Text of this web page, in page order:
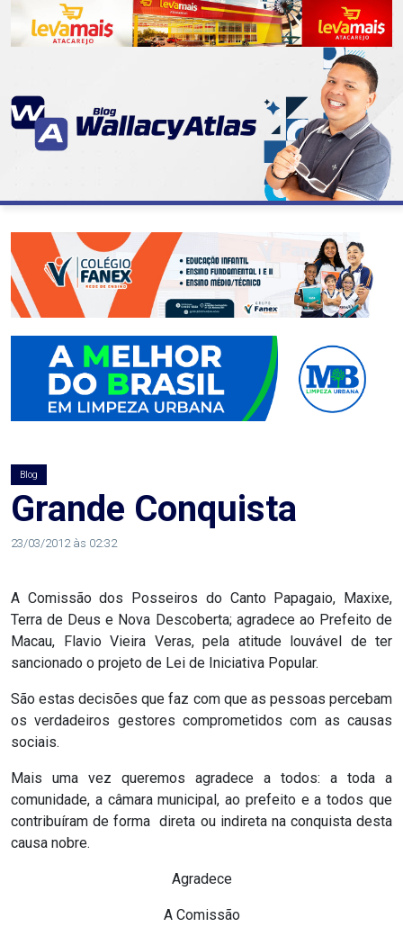
07
DE
ABASTECIMENTO
AÇÃO
SOCIAL
ADMINISTRAÇÃO
AGOSTO
ALEGRIA
ALRN
ANIVERSARIANTE
ARTICULAÇÃO
PARLAMENTAR
ARTIGO
ASSEMBLEIA
DO
RN
Blog
Grande Conquista
23/03/2012 às 02:32
A Comissão dos Posseiros do Canto Papagaio, Maxixe,
Terra de Deus e Nova Descoberta; agradece ao Prefeito de
Macau, Flavio Vieira Veras, pela atitude louvável de ter
sancionado o projeto de Lei de Iniciativa Popular.
São estas decisões que faz com que as pessoas percebam
os verdadeiros gestores comprometidos com as causas
sociais.
Mais uma vez queremos agradece a todos: a toda a
comunidade, a câmara municipal, ao prefeito e a todos que
contribuíram de forma direta ou indireta na conquista desta
causa nobre.
Agradece
A Comissão